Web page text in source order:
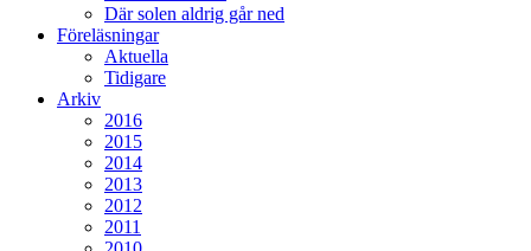
Där solen aldrig går ned
Föreläsningar
Aktuella
Tidigare
Arkiv
2016
2015
2014
2013
2012
2011